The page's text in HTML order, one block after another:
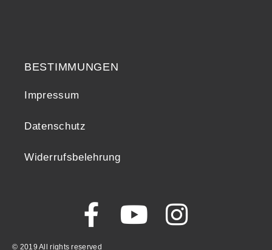
BESTIMMUNGEN
Impressum
Datenschutz
Widerrufsbelehrung
© 2019 All rights reserved